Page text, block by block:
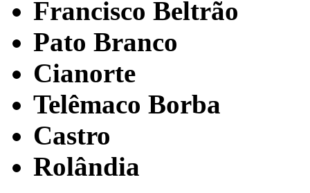
Francisco Beltrão
Pato Branco
Cianorte
Telêmaco Borba
Castro
Rolândia